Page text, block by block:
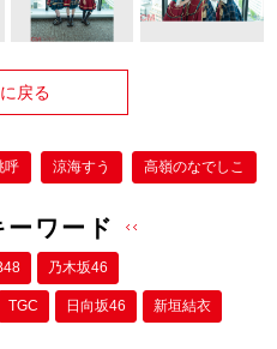
戻る
呼 涼海すう 高嶺のなでしこ
ーワード
乃木坂46
TGC 日向坂46 新垣結衣